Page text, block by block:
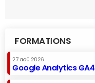
FORMATIONS
27 aoû 2026
Google Analytics GA4